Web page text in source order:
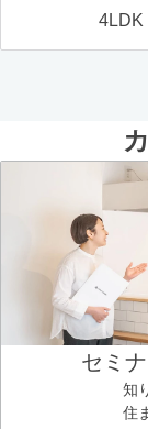
4LDK
セミ
知
住